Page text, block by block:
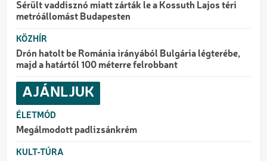
Sérült vaddisznó miatt zárták le a Kossuth Lajos téri
metróállomást Budapesten
KÖZHÍR
Drón hatolt be Románia irányából Bulgária légterébe,
majd a határtól 100 méterre felrobbant
AJÁNLJUK
ÉLETMÓD
Megálmodott padlizsánkrém
KULT-TÚRA